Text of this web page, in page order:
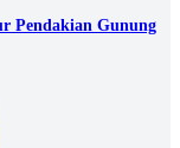
Pendakian Gunung